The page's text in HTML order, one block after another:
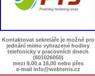
Kontaktovat sekretáře je možné pro
jednání mimo vyhrazené hodiny
telefonicky v pracovních dnech
(601026050)
mezi 9,00 a 16,00 nebo přes
e-mail info@webtenis.cz